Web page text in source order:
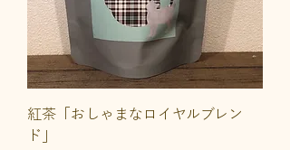
紅茶「おしゃまなロイヤルブレン
ド」